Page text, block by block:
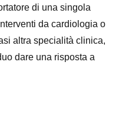
di una singola
da cardiologia o
altra specialità clinica,
dare una risposta a